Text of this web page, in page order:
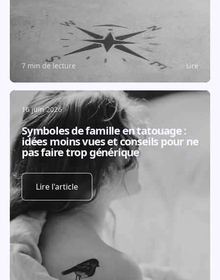
7 min de lecture Lire
16 juin 2026
Symboles de famille en tatouage :
idées moins vues et conseils pour ne
pas faire trop générique
Lire l'article